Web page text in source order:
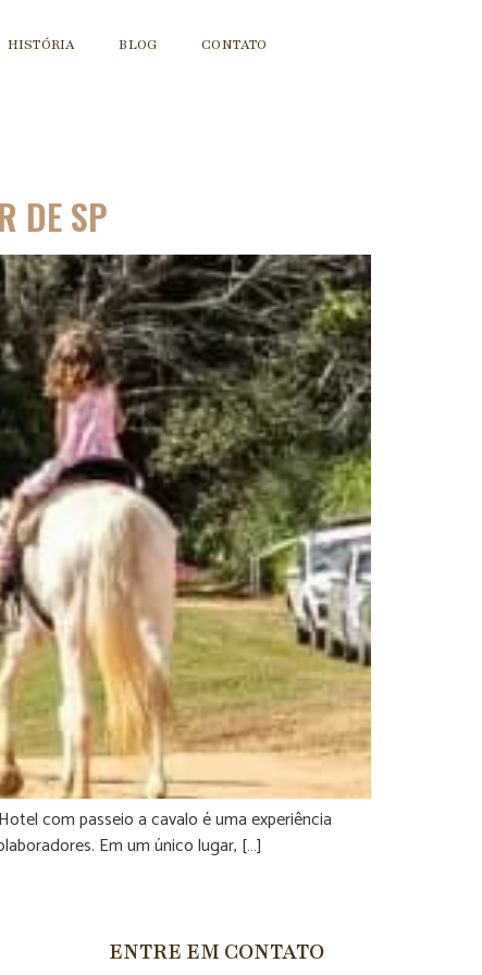
HISTÓRIA BLOG CONTATO
DE SP
com passeio a cavalo é uma experiência
Em um único lugar, […]
ENTRE EM CONTATO